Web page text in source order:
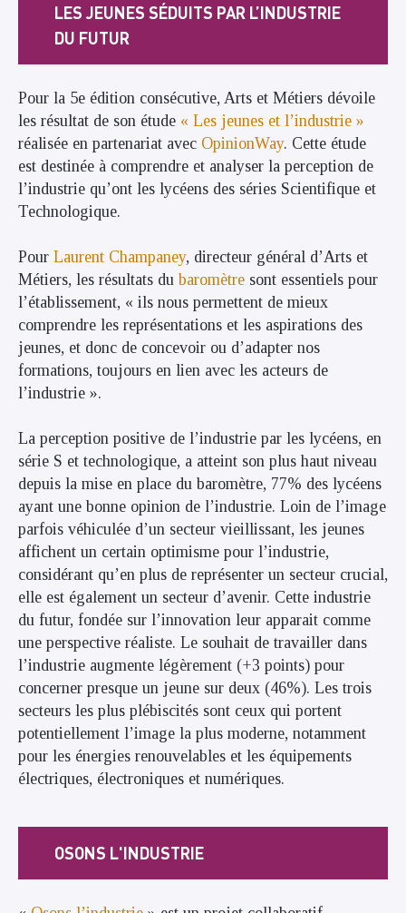
LES JEUNES SÉDUITS PAR L’INDUSTRIE
DU FUTUR
Pour la 5e édition consécutive, Arts et Métiers dévoile
les résultat de son étude « Les jeunes et l’industrie »
réalisée en partenariat avec OpinionWay. Cette étude
est destinée à comprendre et analyser la perception de
l’industrie qu’ont les lycéens des séries Scientifique et
Technologique.
Pour Laurent Champaney, directeur général d’Arts et
Métiers, les résultats du baromètre sont essentiels pour
l’établissement, « ils nous permettent de mieux
comprendre les représentations et les aspirations des
jeunes, et donc de concevoir ou d’adapter nos
formations, toujours en lien avec les acteurs de
l’industrie ».
La perception positive de l’industrie par les lycéens, en
série S et technologique, a atteint son plus haut niveau
depuis la mise en place du baromètre, 77% des lycéens
ayant une bonne opinion de l’industrie. Loin de l’image
parfois véhiculée d’un secteur vieillissant, les jeunes
affichent un certain optimisme pour l’industrie,
considérant qu’en plus de représenter un secteur crucial,
elle est également un secteur d’avenir. Cette industrie
du futur, fondée sur l’innovation leur apparait comme
une perspective réaliste. Le souhait de travailler dans
l’industrie augmente légèrement (+3 points) pour
concerner presque un jeune sur deux (46%). Les trois
secteurs les plus plébiscités sont ceux qui portent
potentiellement l’image la plus moderne, notamment
pour les énergies renouvelables et les équipements
électriques, électroniques et numériques.
OSONS L'INDUSTRIE